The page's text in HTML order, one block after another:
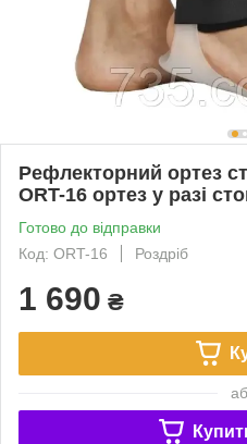
Рефлекторний ортез
ORT-16 ортез у разі
Готово до відправки
Код: ORT-16
Роздріб
1 690 ₴